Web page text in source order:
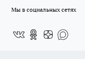
Мы в социальных сетях